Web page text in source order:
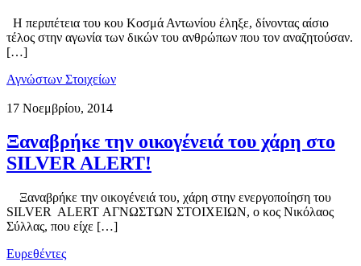
Η περιπέτεια του κου Κοσμά Αντωνίου έληξε, δίνοντας αίσιο
τέλος στην αγωνία των δικών του ανθρώπων που τον αναζητούσαν.
[…]
Αγνώστων Στοιχείων
17 Νοεμβρίου, 2014
Ξαναβρήκε την οικογένειά του χάρη στο
SILVER ALERT!
Ξαναβρήκε την οικογένειά του, χάρη στην ενεργοποίηση του
SILVER ALERT ΑΓΝΩΣΤΩΝ ΣΤΟΙΧΕΙΩΝ, ο κος Νικόλαος
Σύλλας, που είχε […]
Ευρεθέντες